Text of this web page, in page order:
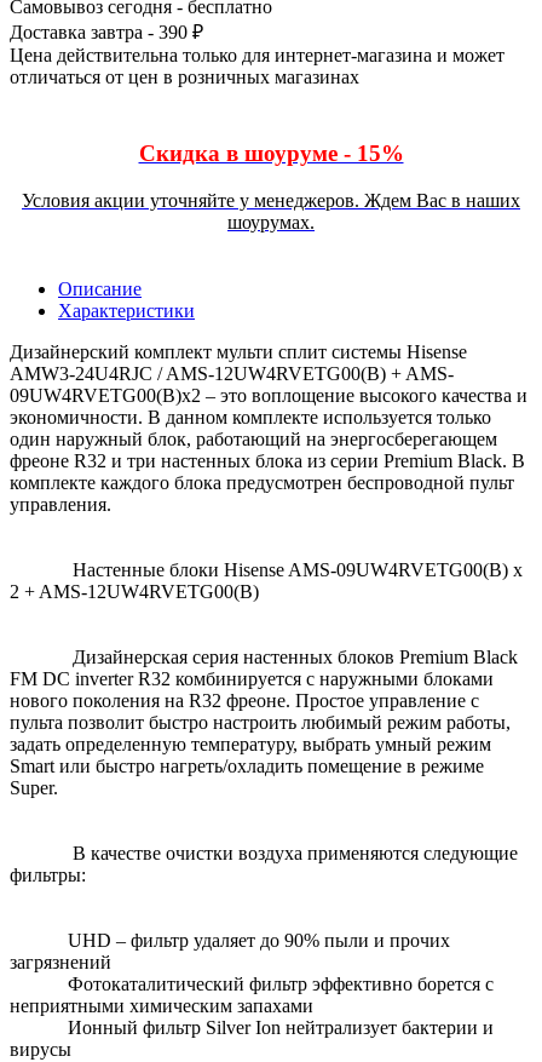
Самовывоз сегодня - бесплатно
Доставка завтра - 390 ₽
Цена действительна только для интернет-магазина и может
отличаться от цен в розничных магазинах
Скидка в шоуруме - 15%
Условия акции уточняйте у менеджеров. Ждем Вас в наших
шоурумах.
Описание
Характеристики
Дизайнерский комплект мульти сплит системы Hisense
AMW3-24U4RJC / AMS-12UW4RVETG00(B) + AMS-
09UW4RVETG00(B)x2 – это воплощение высокого качества и
экономичности. В данном комплекте используется только
один наружный блок, работающий на энергосберегающем
фреоне R32 и три настенных блока из серии Premium Black. В
комплекте каждого блока предусмотрен беспроводной пульт
управления.
Настенные блоки Hisense AMS-09UW4RVETG00(B) x
2 + AMS-12UW4RVETG00(B)
Дизайнерская серия настенных блоков Premium Black
FM DC inverter R32 комбинируется с наружными блоками
нового поколения на R32 фреоне. Простое управление с
пульта позволит быстро настроить любимый режим работы,
задать определенную температуру, выбрать умный режим
Smart или быстро нагреть/охладить помещение в режиме
Super.
В качестве очистки воздуха применяются следующие
фильтры:
UHD – фильтр удаляет до 90% пыли и прочих
загрязнений
Фотокаталитический фильтр эффективно борется с
неприятными химическим запахами
Ионный фильтр Silver Ion нейтрализует бактерии и
вирусы